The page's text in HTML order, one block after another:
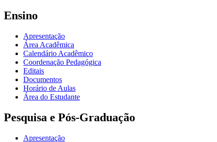
Ensino
Apresentação
Área Acadêmica
Calendário Acadêmico
Coordenação Pedagógica
Editais
Documentos
Horário de Aulas
Área do Estudante
Pesquisa e Pós-Graduação
Apresentação